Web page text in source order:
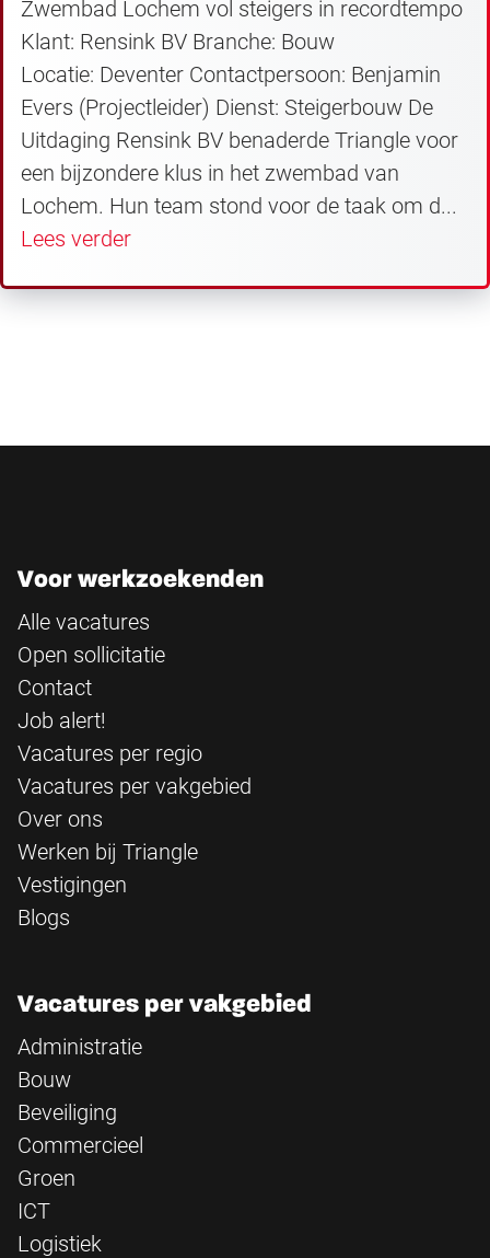
Zwembad Lochem vol steigers in recordtempo
Klant: Rensink BV Branche: Bouw
Locatie: Deventer Contactpersoon: Benjamin
Evers (Projectleider) Dienst: Steigerbouw De
Uitdaging Rensink BV benaderde Triangle voor
een bijzondere klus in het zwembad van
Lochem. Hun team stond voor de taak om d...
Lees verder
Voor werkzoekenden
Alle vacatures
Open sollicitatie
Contact
Job alert!
Vacatures per regio
Vacatures per vakgebied
Over ons
Werken bij Triangle
Vestigingen
Blogs
Vacatures per vakgebied
Administratie
Bouw
Beveiliging
Commercieel
Groen
ICT
Logistiek